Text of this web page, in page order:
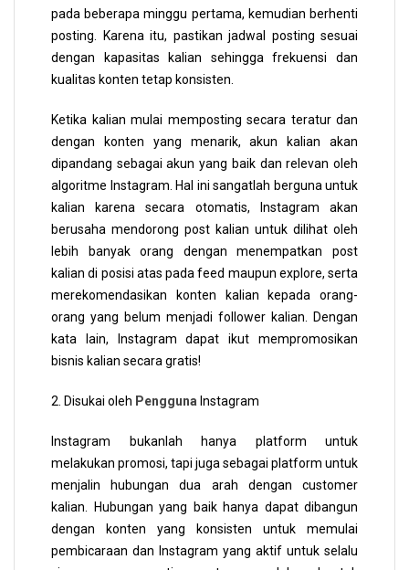
pada beberapa minggu pertama, kemudian berhenti
posting. Karena itu, pastikan jadwal posting sesuai
dengan kapasitas kalian sehingga frekuensi dan
kualitas konten tetap konsisten.
Ketika kalian mulai memposting secara teratur dan
dengan konten yang menarik, akun kalian akan
dipandang sebagai akun yang baik dan relevan oleh
algoritme Instagram. Hal ini sangatlah berguna untuk
kalian karena secara otomatis, Instagram akan
berusaha mendorong post kalian untuk dilihat oleh
lebih banyak orang dengan menempatkan post
kalian di posisi atas pada feed maupun explore, serta
merekomendasikan konten kalian kepada orang-
orang yang belum menjadi follower kalian. Dengan
kata lain, Instagram dapat ikut mempromosikan
bisnis kalian secara gratis!
2. Disukai oleh Pengguna Instagram
Instagram bukanlah hanya platform untuk
melakukan promosi, tapi juga sebagai platform untuk
menjalin hubungan dua arah dengan customer
kalian. Hubungan yang baik hanya dapat dibangun
dengan konten yang konsisten untuk memulai
pembicaraan dan Instagram yang aktif untuk selalu